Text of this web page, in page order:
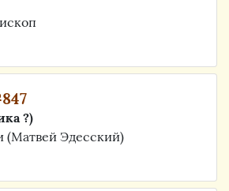
?)
(Матвей Эдесский)